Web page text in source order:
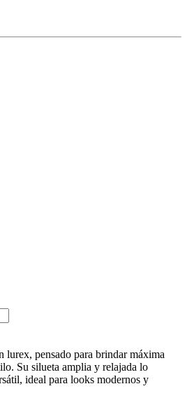
lurex, pensado para brindar máxima
Su silueta amplia y relajada lo
ideal para looks modernos y